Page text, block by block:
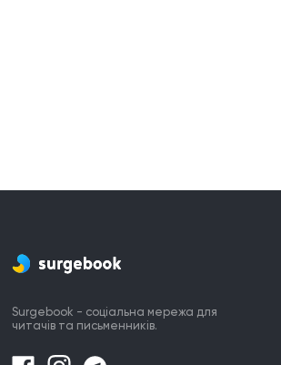
Surgebook - соціальна мережа для
читачів та письменників.